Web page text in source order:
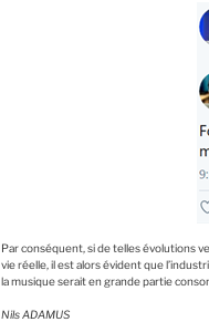
Par conséquent, si de telles évolutions
vie réelle, il est alors évident que
la musique serait en grande partie
Nils ADAMUS